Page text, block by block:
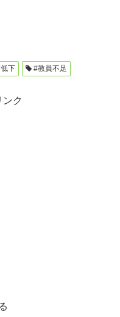
下 #教員不足
ンク